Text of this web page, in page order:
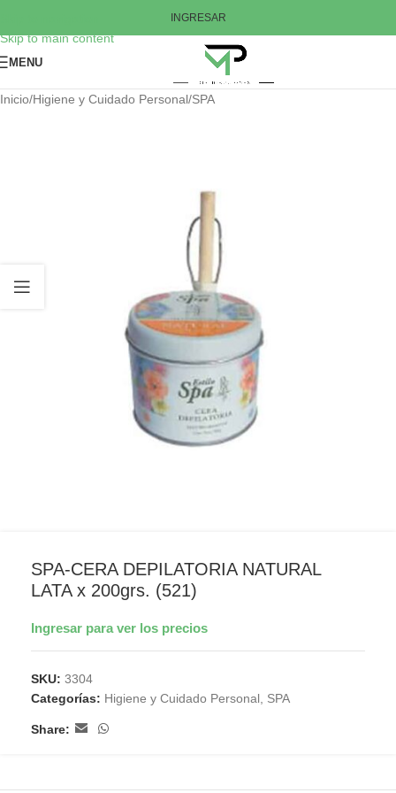
Skip to main content
INGRESAR
MENU
Inicio/Higiene y Cuidado Personal/SPA
SPA-CERA DEPILATORIA NATURAL
LATA x 200grs. (521)
Ingresar para ver los precios
SKU: 3304
Categorías: Higiene y Cuidado Personal SPA
Share: